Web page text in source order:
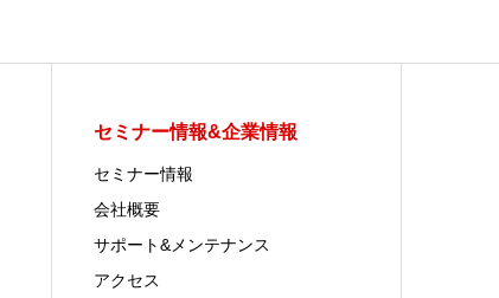
セミナー情報&企業情報
セミナー情報
会社概要
サポート&メンテナンス
アクセス